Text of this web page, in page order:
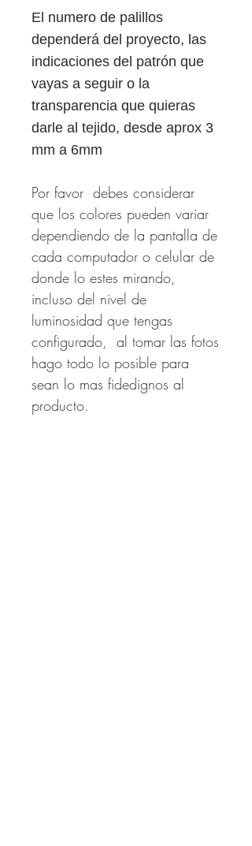
El numero de palillos
dependerá del proyecto, las
indicaciones del patrón que
vayas a seguir o la
transparencia que quieras
darle al tejido, desde aprox 3
mm a 6mm
Por favor debes considerar
que los colores pueden variar
dependiendo de la pantalla de
cada computador o celular de
donde lo estes mirando,
incluso del nivel de
luminosidad que tengas
configurado, al tomar las fotos
hago todo lo posible para
sean lo mas fidedignos al
producto.